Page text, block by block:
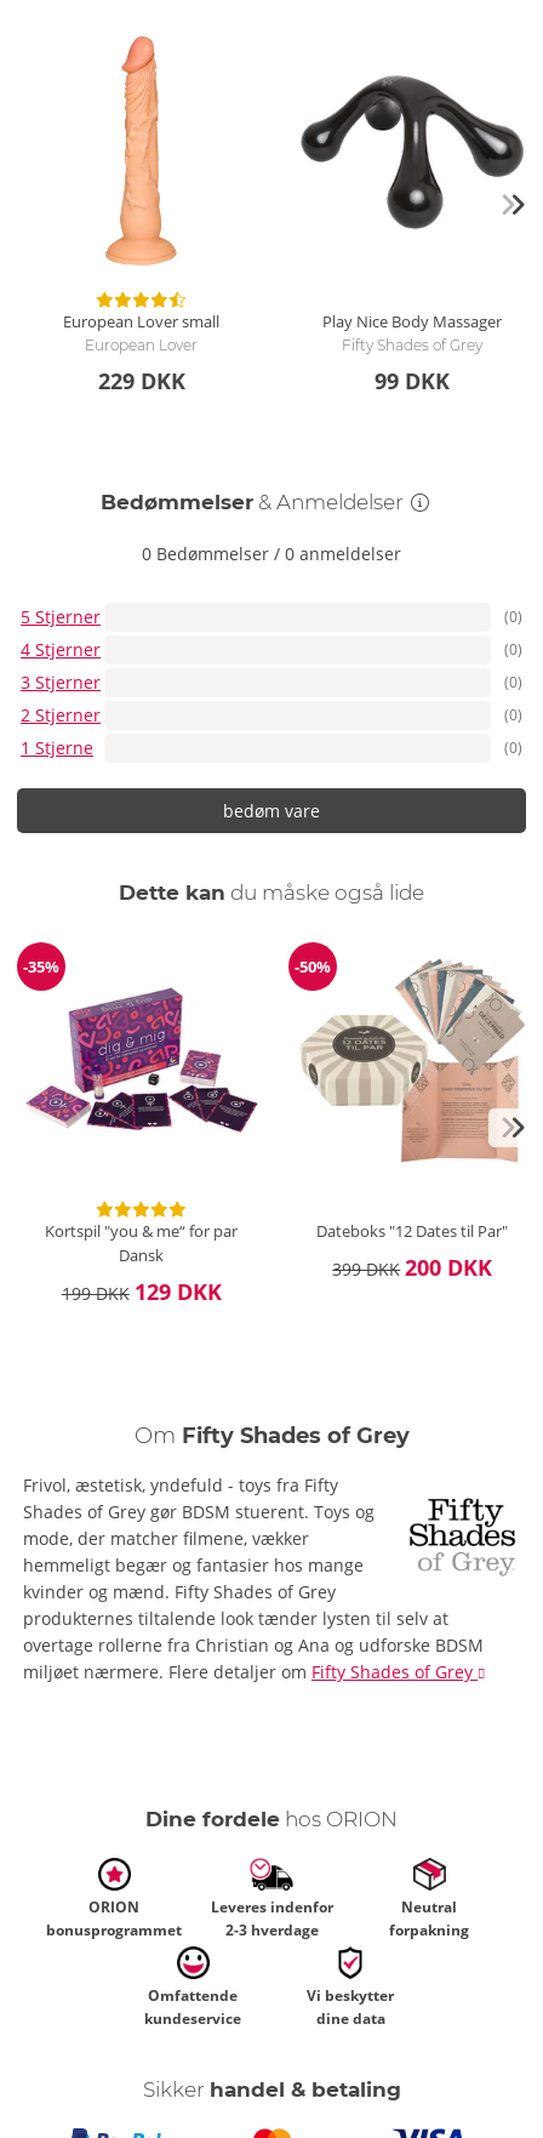
European Lover small
European Lover
229 DKK
Play Nice Body Massager
Fifty Shades of Grey
99 DKK
Bedømmelser & Anmeldelser
0 Bedømmelser / 0 anmeldelser
5 Stjerner (0)
4 Stjerner (0)
3 Stjerner (0)
2 Stjerner (0)
1 Stjerne (0)
bedøm vare
Dette kan du måske også lide
Rabat
-35%
Kortspil "you & me“ for par
Dansk
199 DKK 129 DKK
Rabat
-50%
Dateboks "12 Dates til Par"
399 DKK 200 DKK
Om Fifty Shades of Grey
Frivol, æstetisk, yndefuld - toys fra Fifty
Shades of Grey gør BDSM stuerent. Toys og
mode, der matcher filmene, vækker
hemmeligt begær og fantasier hos mange
kvinder og mænd. Fifty Shades of Grey
produkternes tiltalende look tænder lysten til selv at
overtage rollerne fra Christian og Ana og udforske BDSM
miljøet nærmere. Flere detaljer om Fifty Shades of Grey
Dine fordele hos ORION
ORION
bonusprogrammet
Leveres indenfor
2-3 hverdage
Neutral
forpakning
Omfattende
kundeservice
Vi beskytter
dine data
Sikker handel & betaling